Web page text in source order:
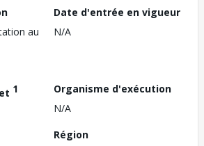
au
Date d'entrée en vigueur
N/A
1
Organisme d'exécution
N/A
Région